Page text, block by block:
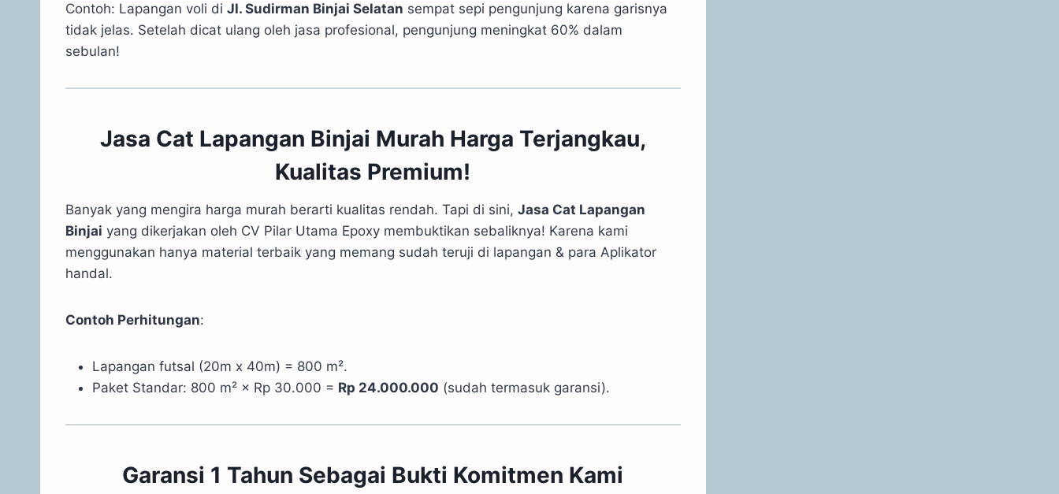
Contoh: Lapangan voli di Jl. Sudirman Binjai Selatan sempat sepi pengunjung karena garisnya
tidak jelas. Setelah dicat ulang oleh jasa profesional, pengunjung meningkat 60% dalam
sebulan!
Jasa Cat Lapangan Binjai Murah Harga Terjangkau,
Kualitas Premium!
Banyak yang mengira harga murah berarti kualitas rendah. Tapi di sini, Jasa Cat Lapangan
Binjai yang dikerjakan oleh CV Pilar Utama Epoxy membuktikan sebaliknya! Karena kami
menggunakan hanya material terbaik yang memang sudah teruji di lapangan & para Aplikator
handal.
Contoh Perhitungan:
Lapangan futsal (20m x 40m) = 800 m².
Paket Standar: 800 m² × Rp 30.000 = Rp 24.000.000 (sudah termasuk garansi).
Garansi 1 Tahun Sebagai Bukti Komitmen Kami